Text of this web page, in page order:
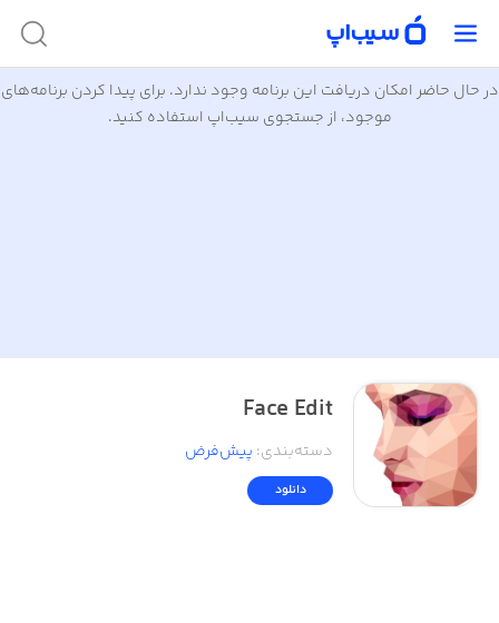
در حال حاضر امکان دریافت این برنامه وجود ندارد. برای پیدا کردن برنامه‌های
موجود، از جستجوی سیب‌اپ استفاده کنید.
Face Edit
دسته‌بندی: پیش‌فرض
دانلود